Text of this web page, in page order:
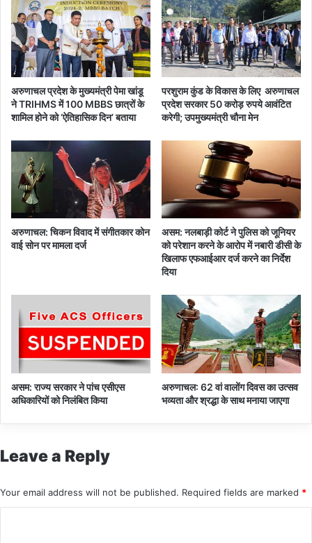
ग
,
ला
ठी
चा
र्ज
ली
स
मे
त
6
जि
ले
प्र
वि
अरुणाचल प्रदेश के मुख्यमंत्री पेमा खांडू
ने TRIHMS में 100 MBBS छात्रों के
शामिल होने को ‘ऐतिहासिक दिन’ बताया
परशुराम कुंड के विकास के लिए अरुणाचल
प्रदेश सरकार 50 करोड़ रुपये आवंटित
करेगी; उपमुख्यमंत्री चौना मेन
अरुणाचल: चिकन विवाद में संगीतकार कोन
वाई सोन पर मामला दर्ज
असम: नलबाड़ी कोर्ट ने पुलिस को जूनियर
को परेशान करने के आरोप में नबारी डीसी के
खिलाफ एफआईआर दर्ज करने का निर्देश
दिया
असम: राज्य सरकार ने पांच एसीएस
अधिकारियों को निलंबित किया
अरुणाचल: 62 वां वालोंग दिवस का उत्सव
भव्यता और श्रद्धा के साथ मनाया जाएगा
Leave a Reply
Your email address will not be published. Required fields are marked *